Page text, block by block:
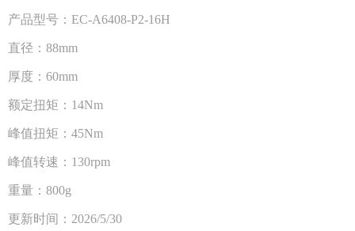
产品型号：EC-A6408-P2-16H
直径：88mm
厚度：60mm
额定扭矩：14Nm
峰值扭矩：45Nm
峰值转速：130rpm
重量：800g
更新时间：2026/5/30